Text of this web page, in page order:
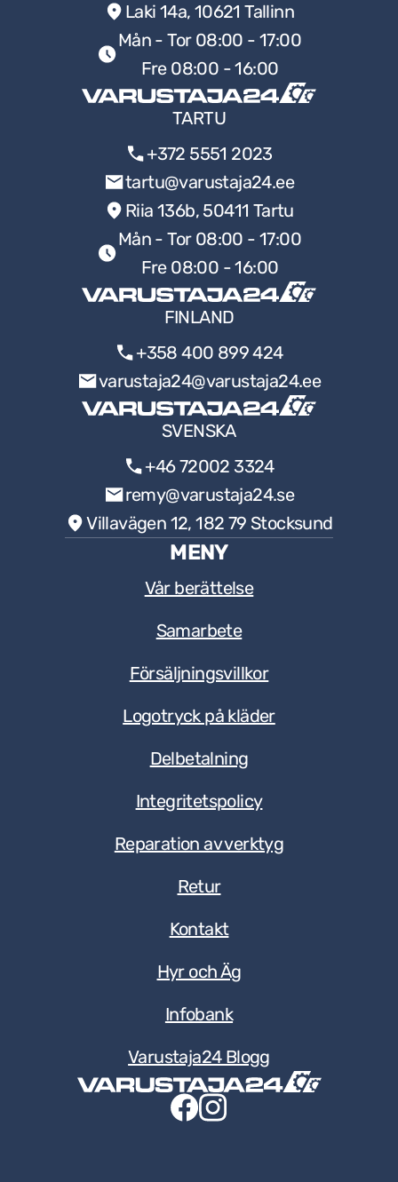
Laki 14a, 10621 Tallinn
Mån - Tor 08:00 - 17:00
Fre 08:00 - 16:00
TARTU
+372 5551 2023
tartu@varustaja24.ee
Riia 136b, 50411 Tartu
Mån - Tor 08:00 - 17:00
Fre 08:00 - 16:00
FINLAND
+358 400 899 424
varustaja24@varustaja24.ee
SVENSKA
+46 72002 3324
remy@varustaja24.se
Villavägen 12, 182 79 Stocksund
MENY
Vår berättelse
Samarbete
Försäljningsvillkor
Logotryck på kläder
Delbetalning
Integritetspolicy
Reparation av verktyg
Retur
Kontakt
Hyr och Äg
Infobank
Varustaja24 Blogg